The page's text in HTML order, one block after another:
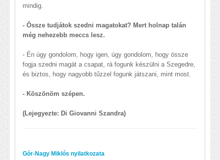
mindig.
- Össze tudjátok szedni magatokat? Mert holnap talán
még nehezebb meccs lesz.
- Én úgy gondolom, hogy igen, úgy gondolom, hogy össze
fogja szedni magát a csapat, rá fogunk készülni a Szegedre,
és biztos, hogy nagyobb tűzzel fogunk játszani, mint most.
- Köszönöm szépen.
(Lejegyezte: Di Giovanni Szandra)
Gór-Nagy Miklós nyilatkozata